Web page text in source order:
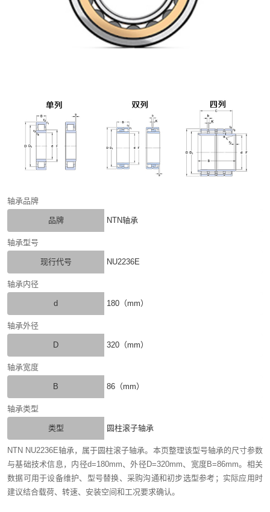
轴承品牌
品牌 NTN轴承
轴承型号
现行代号 NU2236E
轴承内径
d 180（mm）
轴承外径
D 320（mm）
轴承宽度
B 86（mm）
轴承类型
类型 圆柱滚子轴承
NTN NU2236E轴承，属于圆柱滚子轴承。本页整理该型号轴承的尺寸参数
与基础技术信息，内径d=180mm、外径D=320mm、宽度B=86mm。相关
数据可用于设备维护、型号替换、采购沟通和初步选型参考；实际应用时
建议结合载荷、转速、安装空间和工况要求确认。